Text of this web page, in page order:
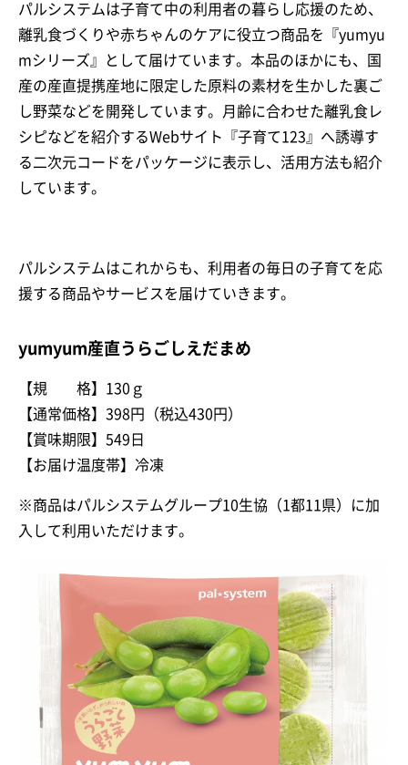
パルシステムは子育て中の利用者の暮らし応援のため、
離乳食づくりや赤ちゃんのケアに役立つ商品を『yumyu
mシリーズ』として届けています。本品のほかにも、国
産の産直提携産地に限定した原料の素材を生かした裏ご
し野菜などを開発しています。月齢に合わせた離乳食レ
シピなどを紹介するWebサイト『子育て123』へ誘導す
る二次元コードをパッケージに表示し、活用方法も紹介
しています。
パルシステムはこれからも、利用者の毎日の子育てを応
援する商品やサービスを届けていきます。
yumyum産直うらごしえだまめ
【規 格】130ｇ
【通常価格】398円（税込430円）
【賞味期限】549日
【お届け温度帯】冷凍
※商品はパルシステムグループ10生協（1都11県）に加
入して利用いただけます。